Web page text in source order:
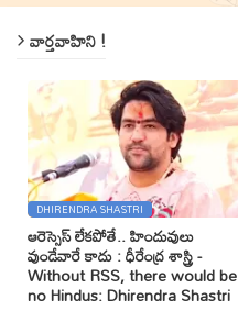
వార్తవాహిని !
DHIRENDRA SHASTRI
ఆరెస్సెస్ లేకపోతే.. హిందువులు
వుండేవారే కాదు : ధీరేంద్ర శాస్త్రి -
Without RSS, there would be
no Hindus: Dhirendra Shastri